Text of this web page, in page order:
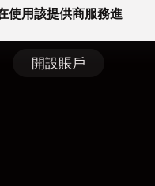
使用該提供商服務進
開設賬戶